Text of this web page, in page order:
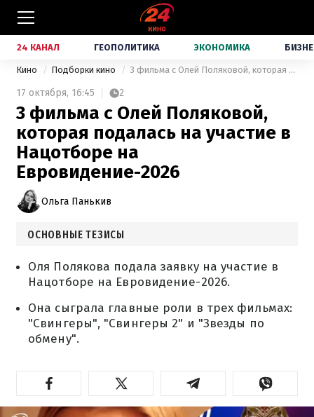
24 КАНАЛ ГЕОПОЛИТИКА ЭКОНОМИКА
Кино Подборки кино 3 фильма с Олей Поляковой, которая подалась на участие в Нацотборе на Евровидение-2026
17 октября, 16:45 2
3 фильма с Олей Поляковой,
которая подалась на участие в
Нацотборе на
Евровидение-2026
Ольга Панькив
ОСНОВНЫЕ ТЕЗИСЫ
Оля Полякова подала заявку на участие в
Нацотборе на Евровидение-2026.
Она сыграла главные роли в трех фильмах:
"Свингеры", "Свингеры 2" и "Звезды по
обмену".